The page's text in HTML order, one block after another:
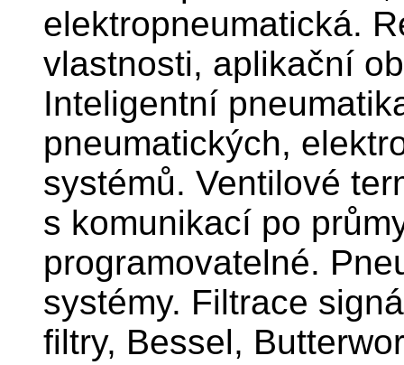
elektropneumatická.
vlastnosti, aplikační
Inteligentní
pneumatických,
systémů. Ventilové
s komunikací po
programovatelné.
systémy. Filtrace
filtry, Bessel,